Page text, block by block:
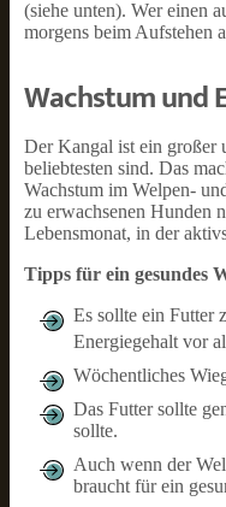
(siehe unten). Wer einen
morgens beim Aufstehen
Wachstum und
Der Kangal ist ein großer
beliebtesten sind. Das
Wachstum im Welpen-
zu erwachsenen Hunden
Lebensmonat, in der
Tipps für ein gesundes
Es sollte ein Futter
Energiegehalt vor
Wöchentliches
Das Futter sollte
sollte.
Auch wenn der
braucht für ein